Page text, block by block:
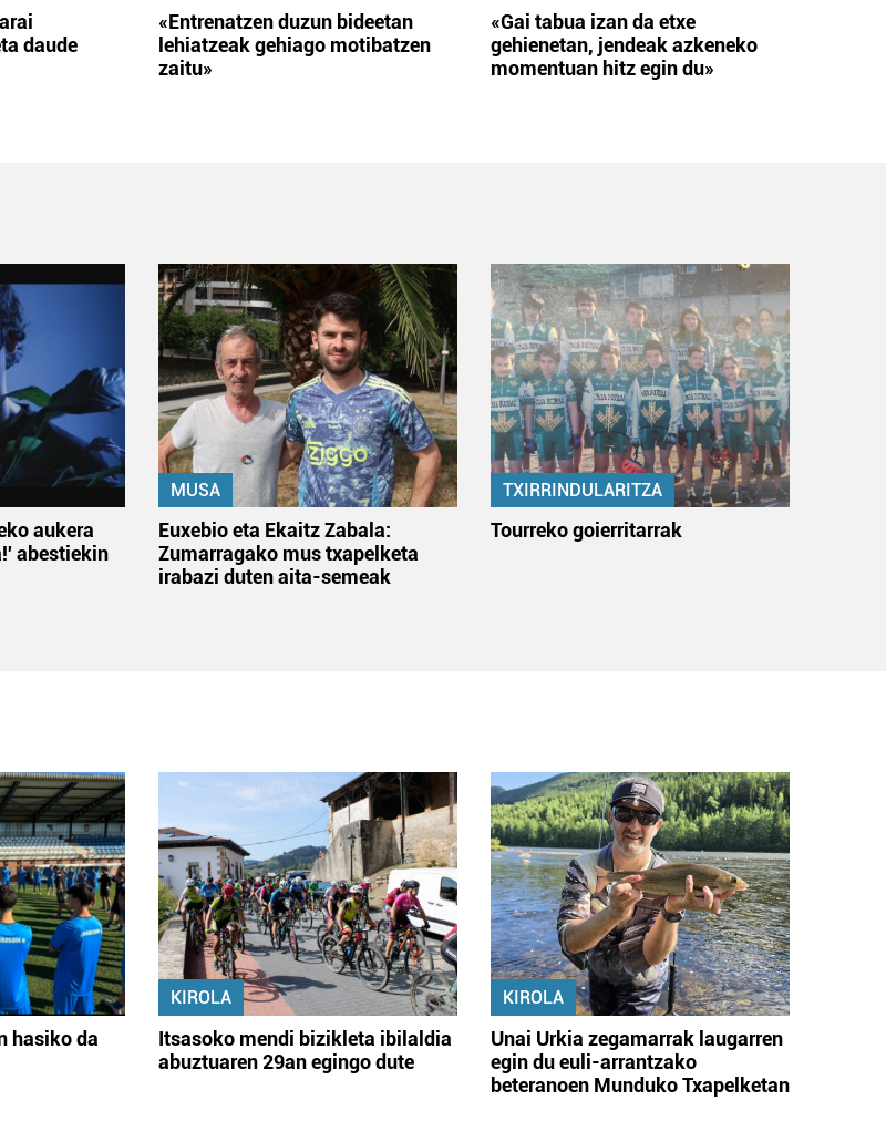
daude
«Entrenatzen duzun bideetan
lehiatzeak gehiago motibatzen
zaitu»
«Gai tabua izan da etxe
gehienetan, jendeak azkeneko
momentuan hitz egin du»
aukera
abestiekin
MUSA
Euxebio eta Ekaitz Zabala:
Zumarragako mus txapelketa
irabazi duten aita-semeak
TXIRRINDULARITZA
Tourreko goierritarrak
hasiko da
KIROLA
Itsasoko mendi bizikleta ibilaldia
abuztuaren 29an egingo dute
KIROLA
Unai Urkia zegamarrak laugarren
egin du euli-arrantzako
beteranoen Munduko Txapelketan